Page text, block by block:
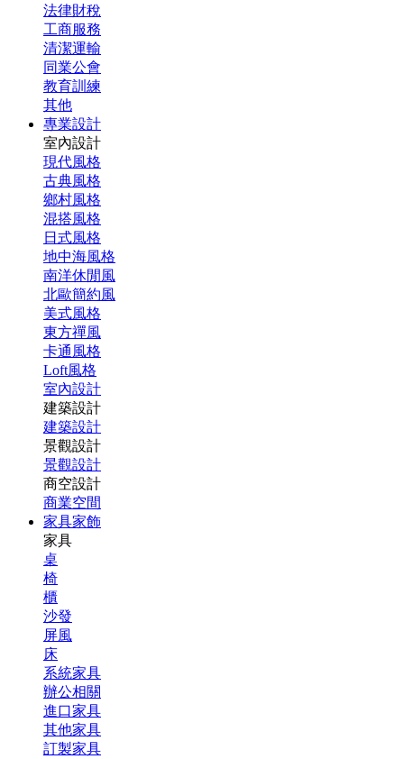
法律財稅
工商服務
清潔運輸
同業公會
教育訓練
其他
專業設計
室內設計
現代風格
古典風格
鄉村風格
混搭風格
日式風格
地中海風格
南洋休閒風
北歐簡約風
美式風格
東方禪風
卡通風格
Loft風格
室內設計
建築設計
建築設計
景觀設計
景觀設計
商空設計
商業空間
家具家飾
家具
桌
椅
櫃
沙發
屏風
床
系統家具
辦公相關
進口家具
其他家具
訂製家具